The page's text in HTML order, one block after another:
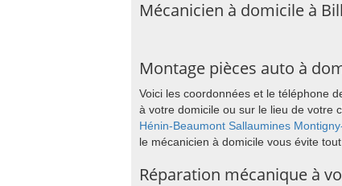
Mécanicien à domicile à
Montage pièces auto à
Voici les coordonnées et le téléphone
à votre domicile ou sur le lieu de votre
Hénin-Beaumont Sallaumines
le mécanicien à domicile vous évite
Réparation mécanique à